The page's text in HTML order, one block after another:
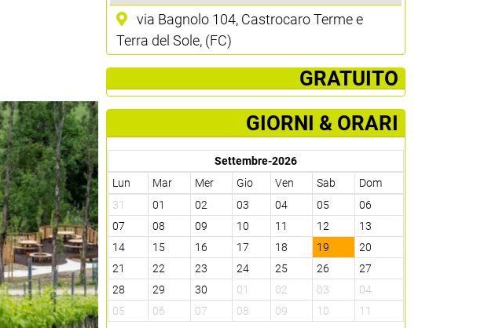
via Bagnolo 104, Castrocaro Terme e
Terra del Sole, (FC)
­ GRATUITO
GIORNI & ORARI
Settembre-2026
Lun
Mar Mer Gio Ven Sab
Dom
31
01 02 03 04 05
06
07
08 09 10 11 12
13
14
15 16 17 18 19
20
21
22 23 24 25 26
27
28
29 30 01 02 03
04
05
06 07 08 09 10 11